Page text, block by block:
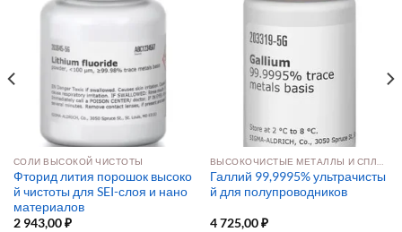
СОЛИ ВЫСОКОЙ ЧИСТОТЫ
Фторид лития порошок высоко
й чистоты для SEI-слоя и нано
материалов
2 943,00₽
Галлий 99,9995% ультрачисты
й для полупроводников
4 725,00₽